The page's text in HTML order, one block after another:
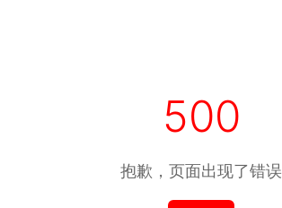
500
抱歉，页面出现了错误